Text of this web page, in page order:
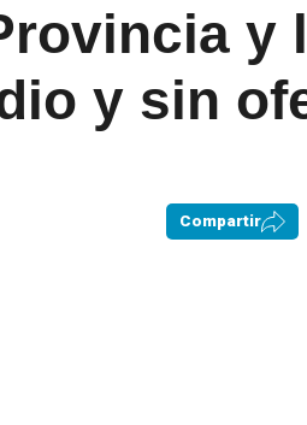
y
y sin
Compartir